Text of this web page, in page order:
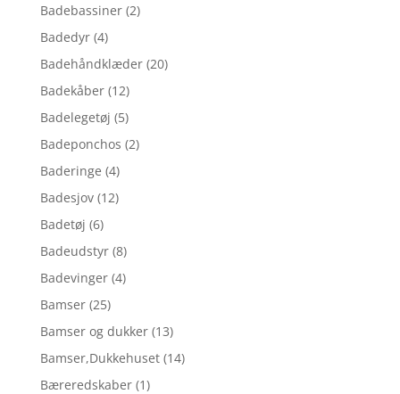
Badebassiner (2)
Badedyr (4)
Badehåndklæder (20)
Badekåber (12)
Badelegetøj (5)
Badeponchos (2)
Baderinge (4)
Badesjov (12)
Badetøj (6)
Badeudstyr (8)
Badevinger (4)
Bamser (25)
Bamser og dukker (13)
Bamser,Dukkehuset (14)
Bæreredskaber (1)